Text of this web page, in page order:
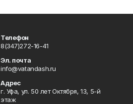
Телефон
8(347)272-16-41
Эл. почта
info@vatandash.ru
Адрес
г. Уфа, ул. 50 лет Октября, 13, 5-й
этаж